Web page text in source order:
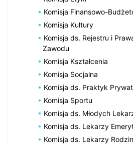
Komisja Finansowo-
Komisja Kultury
Komisja ds. Rejestru i
Zawodu
Komisja Kształcenia
Komisja Socjalna
Komisja ds. Praktyk
Komisja Sportu
Komisja ds. Młodych
Komisja ds. Lekarzy
Komisja ds. Lekarzy